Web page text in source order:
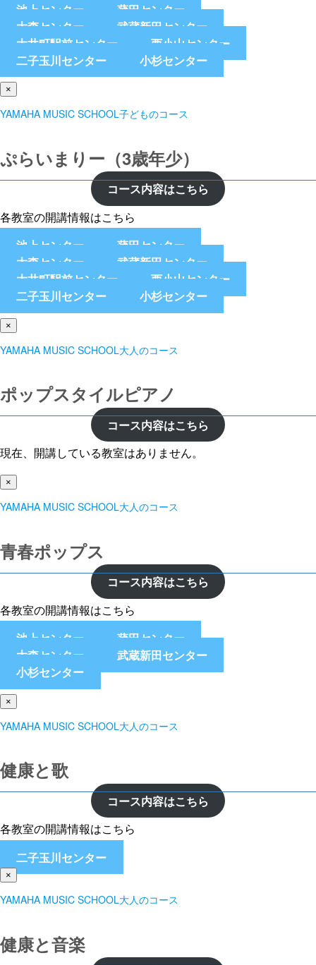
池上センター
蒲田センター
大森センター
武蔵新田センター
大井町駅前センター
西小山センター
二子玉川センター
小杉センター
×
YAMAHA MUSIC SCHOOL子どものコース
ぷらいまりー（3歳年少）
コース内容はこちら
各教室の開講情報はこちら
池上センター
蒲田センター
大森センター
武蔵新田センター
大井町駅前センター
西小山センター
二子玉川センター
小杉センター
×
YAMAHA MUSIC SCHOOL大人のコース
ポップスタイルピアノ
コース内容はこちら
現在、開講している教室はありません。
×
YAMAHA MUSIC SCHOOL大人のコース
青春ポップス
コース内容はこちら
各教室の開講情報はこちら
池上センター
蒲田センター
大森センター
武蔵新田センター
小杉センター
×
YAMAHA MUSIC SCHOOL大人のコース
健康と歌
コース内容はこちら
各教室の開講情報はこちら
二子玉川センター
×
YAMAHA MUSIC SCHOOL大人のコース
健康と音楽